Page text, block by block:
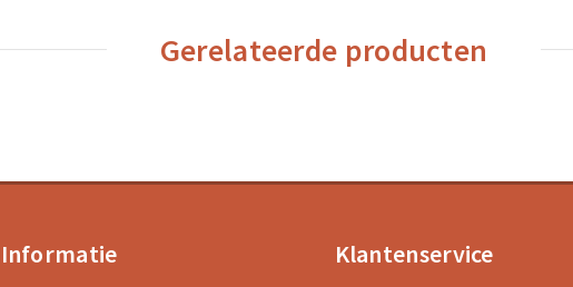
Gerelateerde producten
Informatie Klantenservice